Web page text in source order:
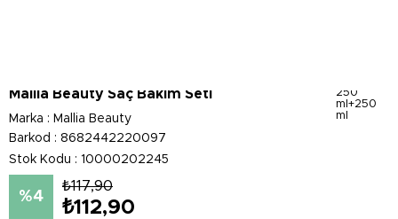
250
ml+250
ml
Mallia Beauty Saç Bakım Seti
Marka : Mallia Beauty
Barkod : 8682442220097
Stok Kodu
10000202245
4
₺117,90
₺112,90